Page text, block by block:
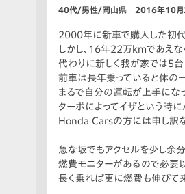
40代/男性/岡山県 2016年10月
2000年に新車で購入した初代
しかし、16年22万kmであえ
代わりに新しく我が家では5
前車は長年乗っていると体の
まるで自分の運転が上手になっ
ターボによってイザという時
Honda Carsの方には申し訳な
急な坂でもアクセルを少し余
燃費モニターがあるので必要
長く乗れば更に燃費も伸びて